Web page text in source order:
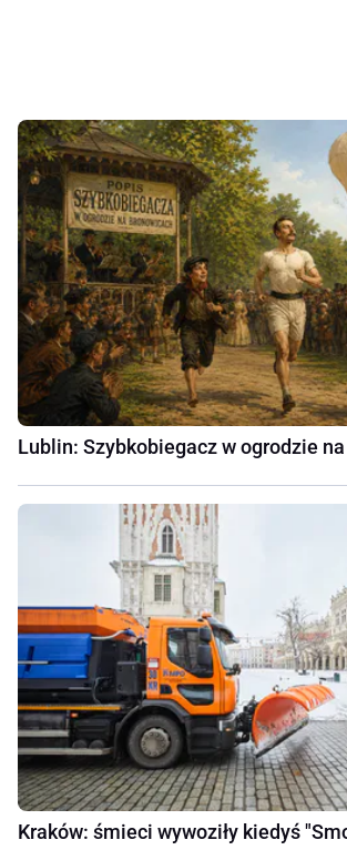
Lublin: Szybkobiegacz w ogrodzie
Kraków: śmieci wywoziły kiedyś